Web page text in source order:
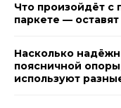
Что произойдёт с
паркете —
Насколько
поясничной
используют